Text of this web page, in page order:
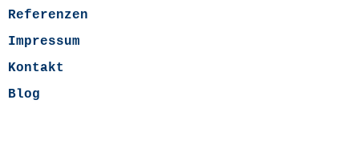
Referenzen
Impressum
Kontakt
Blog